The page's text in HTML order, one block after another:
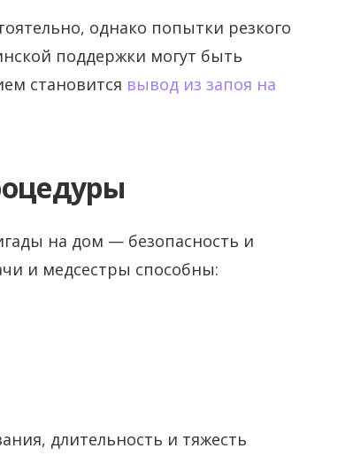
однако попытки резкого
поддержки могут быть
становится вывод из запоя на
на дом — безопасность и
и медсестры способны:
длительность и тяжесть